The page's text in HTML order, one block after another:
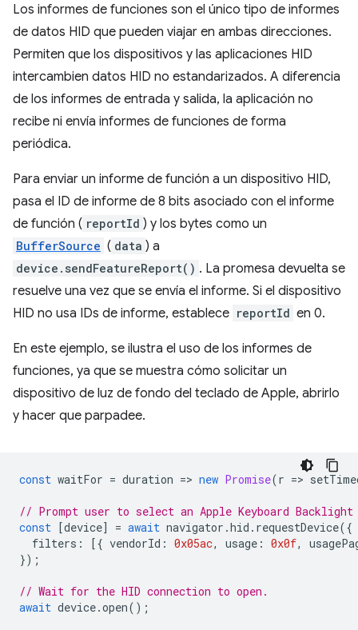
Los informes de funciones son el único tipo de informes
de datos HID que pueden viajar en ambas direcciones.
Permiten que los dispositivos y las aplicaciones HID
intercambien datos HID no estandarizados. A diferencia
de los informes de entrada y salida, la aplicación no
recibe ni envía informes de funciones de forma
periódica.
Para enviar un informe de función a un dispositivo HID,
pasa el ID de informe de 8 bits asociado con el informe
de función ( reportId ) y los bytes como un
BufferSource ( data ) a
device.sendFeatureReport() . La promesa devuelta se
resuelve una vez que se envía el informe. Si el dispositivo
HID no usa IDs de informe, establece reportId en 0.
En este ejemplo, se ilustra el uso de los informes de
funciones, ya que se muestra cómo solicitar un
dispositivo de luz de fondo del teclado de Apple, abrirlo
y hacer que parpadee.
const waitFor = duration => new Promise(r =>
// Prompt user to select an Apple Keyboard
const [device] = await navigator .hid . requestDevice({
filters : [{ vendorId : 0x05ac, usage : 0x0f,
});
// Wait for the HID connection to open.
await device.open();